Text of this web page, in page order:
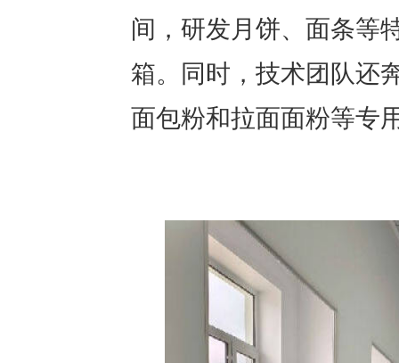
间，研发月饼、面条等
箱。同时，技术团队还
面包粉和拉面面粉等专